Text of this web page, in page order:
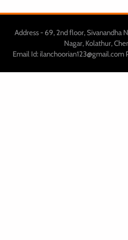
Address - 69, 2nd floor, Sivanandha
Nagar, Kolathur,
Email Id: ilanchoorian123@gmail.com